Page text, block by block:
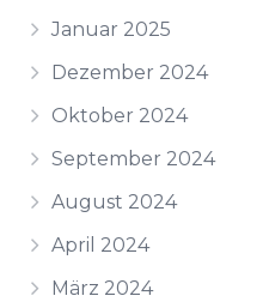
Januar 2025
Dezember 2024
Oktober 2024
September 2024
August 2024
April 2024
März 2024